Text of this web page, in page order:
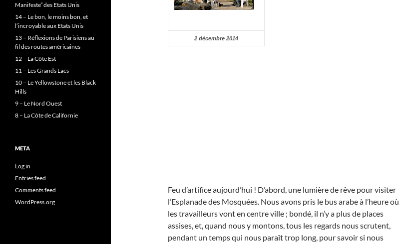
2 décembre 2014
Feu d’artifice aujourd’hui ! D’abord, une lumière de rêve pour visiter
l’Esplanade des Mosquées. Nous avons pris le bus arabe à l’heure où
les travailleurs vont en centre ville ; bondé, il n’y a plus de places
assises, et, quand nous y montons, tous les regards nous scrutent,
pendant un temps qui nous paraît trop long, pour savoir si nous
Manifeste” des Etats Unis
14 – Le bon, le moins bon, et
l’incroyable aux Etats Unis
13 – Réflexions de Parisiens au
fil des routes américaines
12 – La Côte Est
11 – Les Grands Lacs
10 – Le Yellowstone et les Black
Hills
9 – Le Nord Ouest
8 – La Côte de Californie
META
Log in
Entries feed
Comments feed
WordPress.org